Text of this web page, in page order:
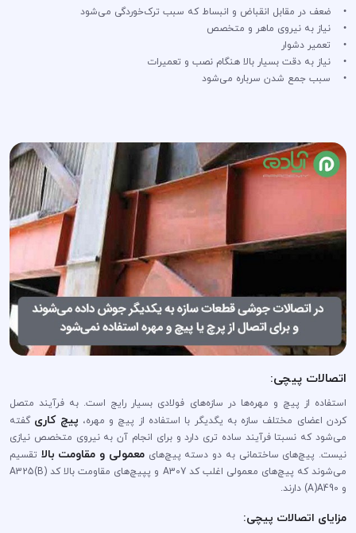
• ضعف در مقابل انقباض و انبساط که سبب ترک‌خوردگی می‌شود
• نیاز به نیروی ماهر و متخصص
• تعمیر دشوار
• نیاز به دقت بسیار بالا هنگام نصب و تعمیرات
• سبب جمع شدن سرباره می‌شود
اتصالات پیچی:
استفاده از پیچ و مهره‌ها در سازه‎‌های فولادی بسیار رایج است. به فرآیند متصل
کردن اعضای مختلف سازه به یگدیگر با استفاده از پیچ و مهره، پیچ کاری گفته
می‌شود که نسبتا فرآیند ساده تری دارد و برای انجام آن به نیروی متخصص نیازی
نیست. پیچ‌های ساختمانی به دو دسته پیچ‌هایمعمولی و مقاومت بالا تقسیم
می‌شوند که پیچ‌های معمولی اغلب کد A307 و پپیچ‌های مقاومت بالا کد (B)A325
و A)A490) دارند.
مزایای اتصالات پیچی: